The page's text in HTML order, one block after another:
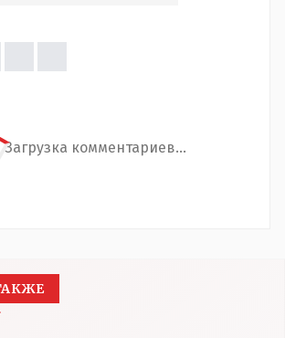
Загрузка комментариев...